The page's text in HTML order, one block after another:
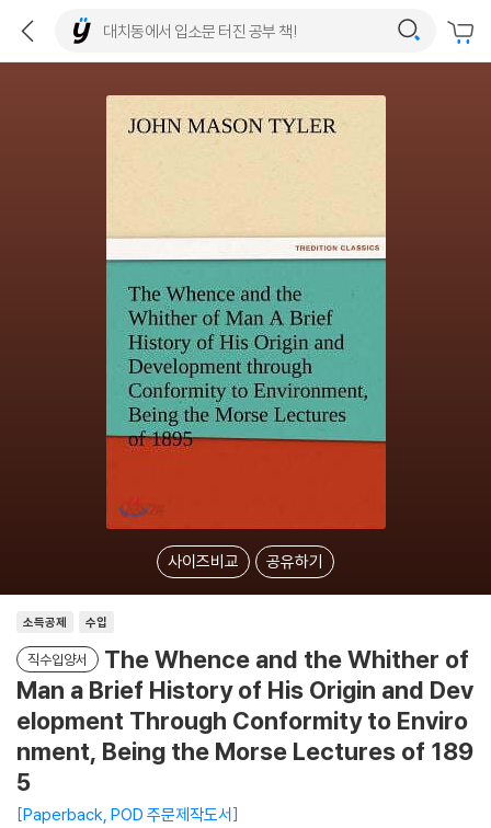
사이즈비교 공유하기
소득공제 수입
직수입양서
The Whence and the Whither of
Man a Brief History of His Origin and Dev
elopment Through Conformity to Enviro
nment, Being the Morse Lectures of 189
5
Paperback, POD 주문제작도서